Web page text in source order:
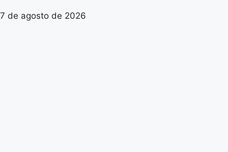
7 de agosto de 2026